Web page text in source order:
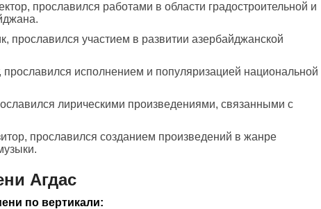
прославился работами в области градостроительной и
прославился участием в развитии азербайджанской
прославился исполнением и популяризацией национальной
лирическими произведениями, связанными с
прославился созданием произведений в жанре
Агдас
по вертикали: